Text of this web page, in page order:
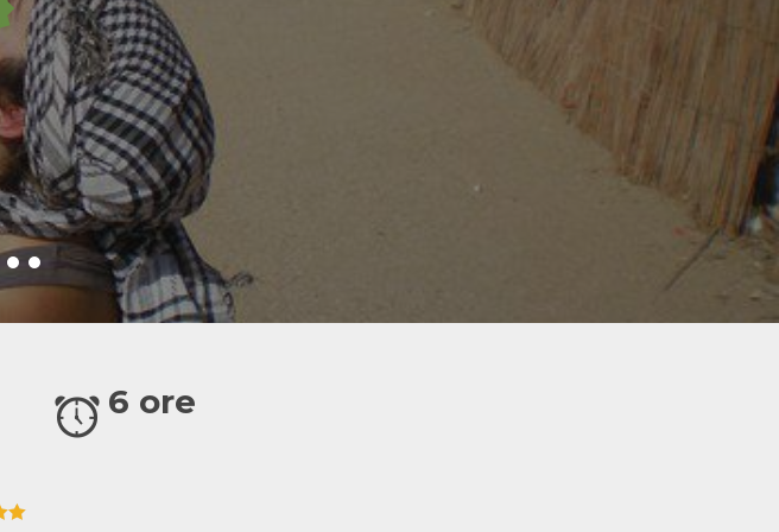
6 ore